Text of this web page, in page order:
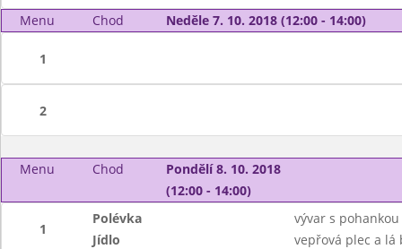
Menu Chod Neděle 7. 10. 2018 (12:00 - 14:00)
1
2
Menu Chod
Pondělí 8. 10. 2018
(12:00 - 14:00)
1
Polévka
vývar s pohankou
Jídlo
vepřová plec a lá